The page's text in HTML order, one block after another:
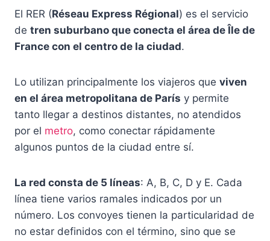
El RER (Réseau Express Régional) es el servicio
de tren suburbano que conecta el área de Île de
France con el centro de la ciudad.
Lo utilizan principalmente los viajeros que viven
en el área metropolitana de París y permite
tanto llegar a destinos distantes, no atendidos
por el metro, como conectar rápidamente
algunos puntos de la ciudad entre sí.
La red consta de 5 líneas: A, B, C, D y E. Cada
línea tiene varios ramales indicados por un
número. Los convoyes tienen la particularidad de
no estar definidos con el término, sino que se